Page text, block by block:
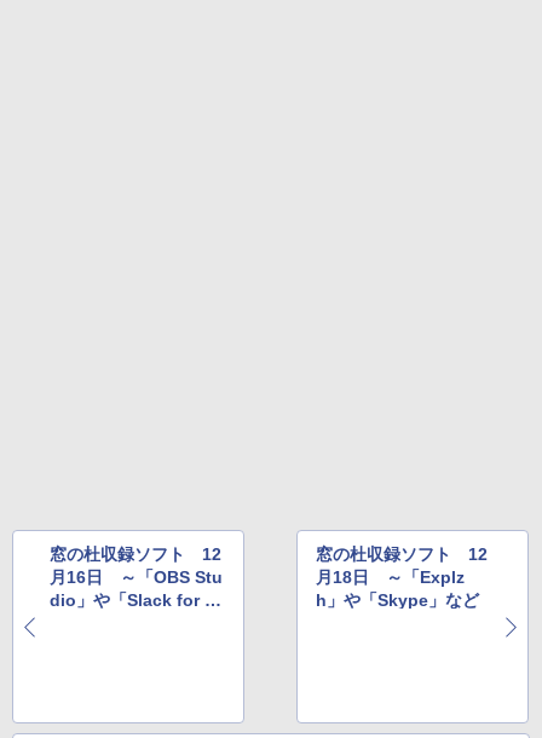
窓の杜収録ソフト 12
月16日 ～「OBS Stu
dio」や「Slack for Wi
窓の杜収録ソフト 12
月18日 ～「Explz
h」や「Skype」など